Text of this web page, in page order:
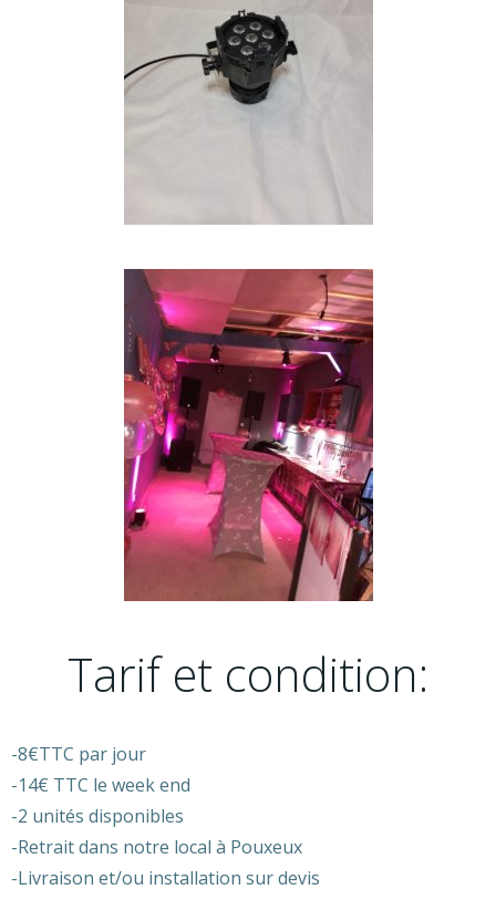
Tarif et condition:
-8€TTC par jour
-14€ TTC le week end
-2 unités disponibles
-Retrait dans notre local à Pouxeux
-Livraison et/ou installation sur devis